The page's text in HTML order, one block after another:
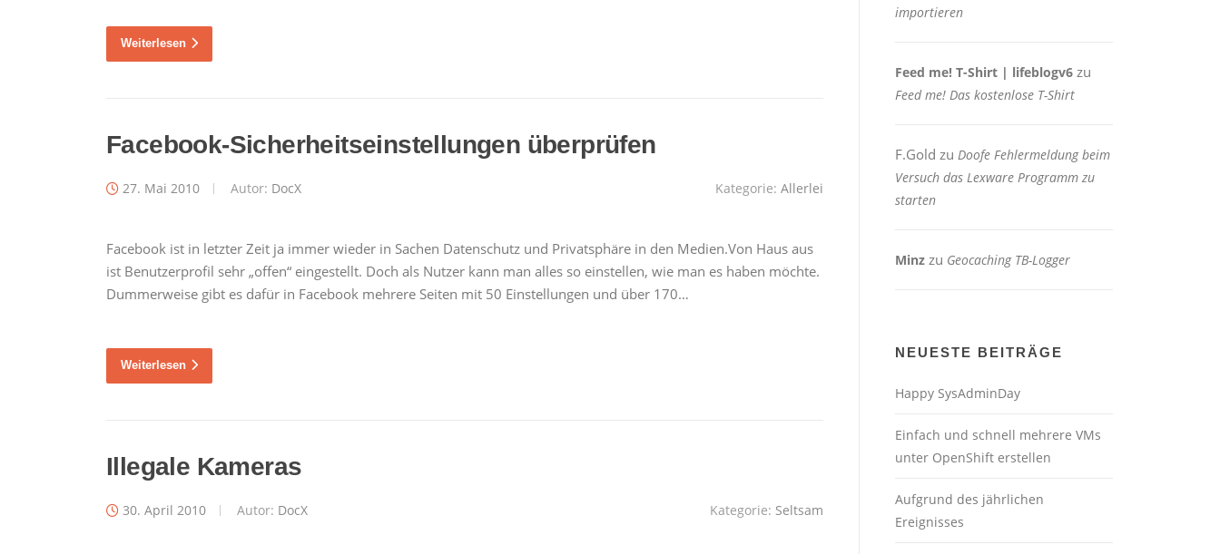
Weiterlesen
Facebook-Sicherheitseinstellungen überprüfen
27. Mai 2010 Autor: DocX Kategorie: Allerlei
Facebook ist in letzter Zeit ja immer wieder in Sachen Datenschutz und Privatsphäre in den Medien.Von Haus aus
ist Benutzerprofil sehr „offen“ eingestellt. Doch als Nutzer kann man alles so einstellen, wie man es haben möchte.
Dummerweise gibt es dafür in Facebook mehrere Seiten mit 50 Einstellungen und über 170…
Weiterlesen
Illegale Kameras
30. April 2010 Autor: DocX Kategorie: Seltsam
importieren
Feed me! T-Shirt | lifeblogv6 zu
Feed me! Das kostenlose T-Shirt
F.Gold zu Doofe Fehlermeldung beim
Versuch das Lexware Programm zu
starten
Minz zu Geocaching TB-Logger
NEUESTE BEITRÄGE
Happy SysAdminDay
Einfach und schnell mehrere VMs
unter OpenShift erstellen
Aufgrund des jährlichen
Ereignisses